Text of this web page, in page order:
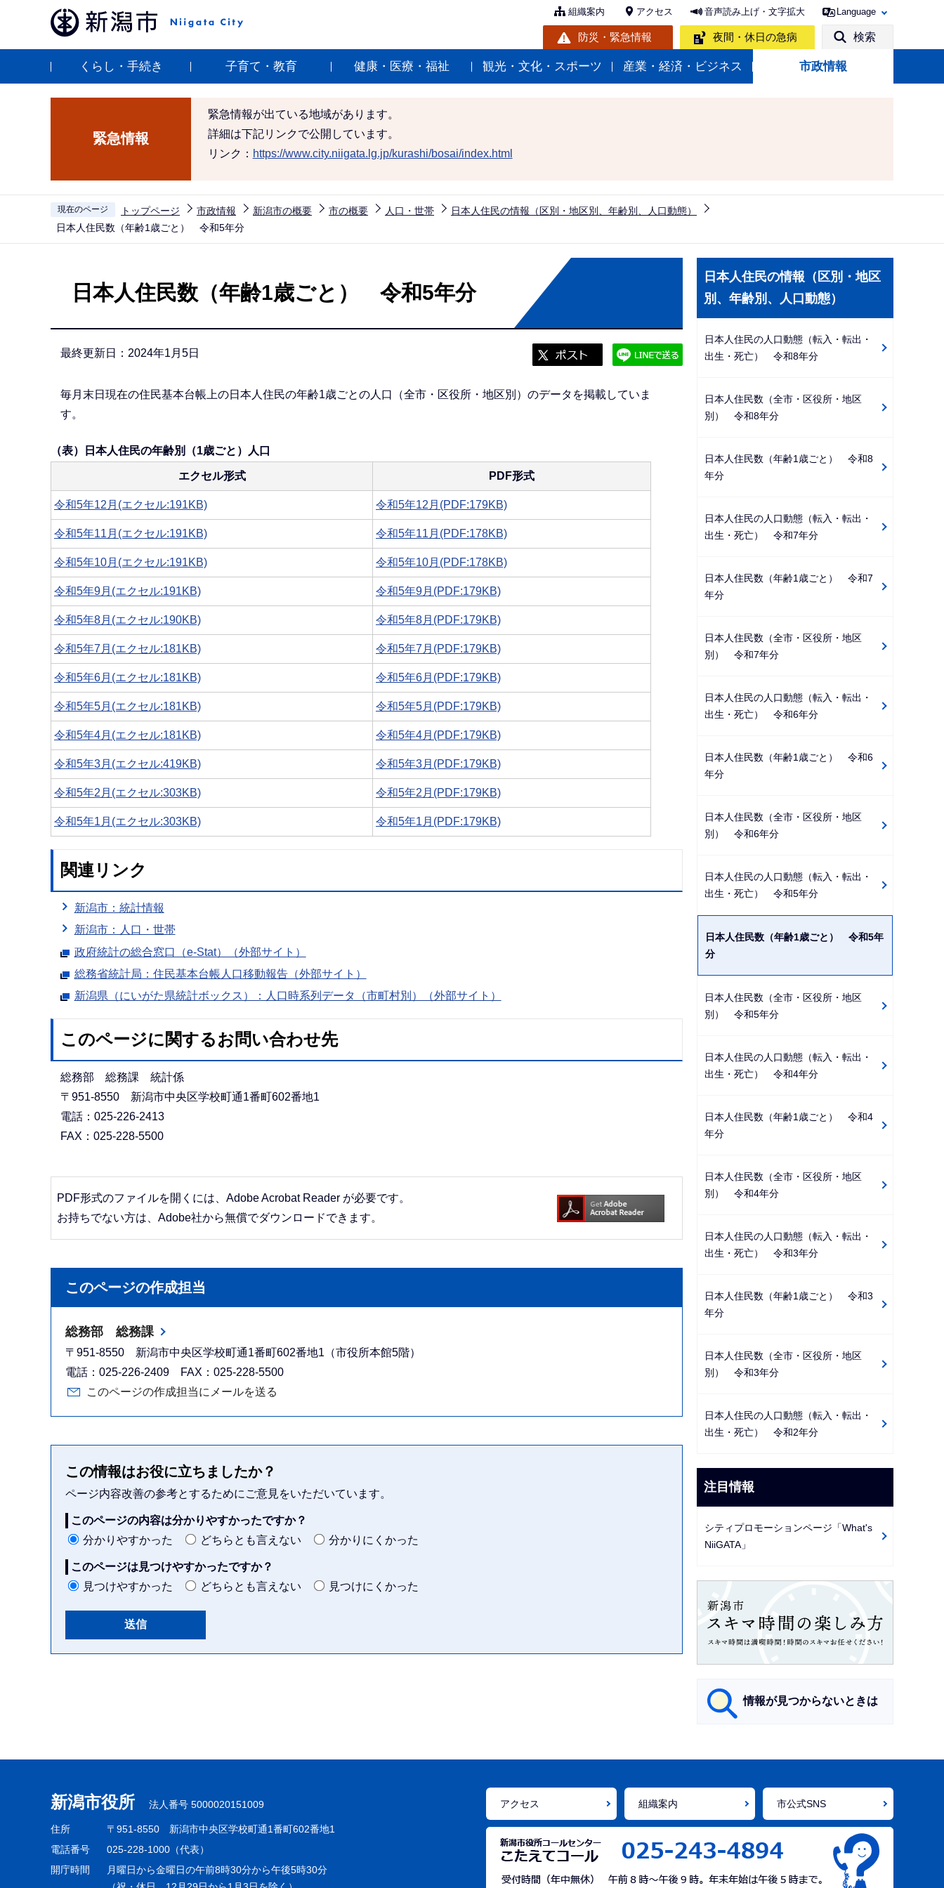
ペ
組織案内 アクセス 音声読み上げ・文字拡大 Language
防災・緊急情報 夜間・休日の急病 検索
くらし・手続き 子育て・教育 健康・医療・福祉 観光・文化・スポーツ 産業・経済・ビジネス 市政情報
緊急情報
緊急情報が出ている地域があります。
詳細は下記リンクで公開しています。
リンク： https://www.city.niigata.lg.jp/kurashi/bosai/index.html
現在のページ トップページ 市政情報 新潟市の概要 市の概要 人口・世帯
日本人住民の情報（区別・地区別、年齢別、人口動態）
日本人住民数（年齢1歳ごと） 令和5年分
日本人住民数（年齢1歳ごと） 令和5年分
最終更新日：2024年1月5日
毎月末日現在の住民基本台帳上の日本人住民の年齢1歳ごとの人口（全市・区役所・地区別）のデータを掲載していま
す。
（表）日本人住民の年齢別（1歳ごと）人口
エクセル形式 PDF形式
令和5年12月(エクセル:191KB) 令和5年12月(PDF:179KB)
令和5年11月(エクセル:191KB) 令和5年11月(PDF:178KB)
令和5年10月(エクセル:191KB) 令和5年10月(PDF:178KB)
令和5年9月(エクセル:191KB) 令和5年9月(PDF:179KB)
令和5年8月(エクセル:190KB) 令和5年8月(PDF:179KB)
令和5年7月(エクセル:181KB) 令和5年7月(PDF:179KB)
令和5年6月(エクセル:181KB) 令和5年6月(PDF:179KB)
令和5年5月(エクセル:181KB) 令和5年5月(PDF:179KB)
令和5年4月(エクセル:181KB) 令和5年4月(PDF:179KB)
令和5年3月(エクセル:419KB) 令和5年3月(PDF:179KB)
令和5年2月(エクセル:303KB) 令和5年2月(PDF:179KB)
令和5年1月(エクセル:303KB) 令和5年1月(PDF:179KB)
関連リンク
新潟市：統計情報
新潟市：人口・世帯
政府統計の総合窓口（e-Stat）（外部サイト）
総務省統計局：住民基本台帳人口移動報告（外部サイト）
新潟県（にいがた県統計ボックス）：人口時系列データ（市町村別）（外部サイト）
このページに関するお問い合わせ先
総務部 総務課 統計係
〒951-8550 新潟市中央区学校町通1番町602番地1
電話：025-226-2413
FAX：025-228-5500
PDF形式のファイルを開くには、Adobe Acrobat Reader が必要です。
お持ちでない方は、Adobe社から無償でダウンロードできます。
このページの作成担当
総務部 総務課
〒951-8550 新潟市中央区学校町通1番町602番地1（市役所本館5階）
電話：025-226-2409 FAX：025-228-5500
このページの作成担当にメールを送る
この情報はお役に立ちましたか？
ページ内容改善の参考とするためにご意見をいただいています。
このページの内容は分かりやすかったですか？
分かりやすかった
どちらとも言えない 分かりにくかった
このページは見つけやすかったですか？
見つけやすかった
どちらとも言えない 見つけにくかった
で
ブ
ナ
ゲ
ョ
ン
こ
日本人住民の情報（区別・地区
別、年齢別、人口動態）
日本人住民の人口動態（転入・転出・
出生・死亡） 令和8年分
日本人住民数（全市・区役所・地区
別） 令和8年分
日本人住民数（年齢1歳ごと） 令和8
年分
日本人住民の人口動態（転入・転出・
出生・死亡） 令和7年分
日本人住民数（年齢1歳ごと） 令和7
年分
日本人住民数（全市・区役所・地区
別） 令和7年分
日本人住民の人口動態（転入・転出・
出生・死亡） 令和6年分
日本人住民数（年齢1歳ごと） 令和6
年分
日本人住民数（全市・区役所・地区
別） 令和6年分
日本人住民の人口動態（転入・転出・
出生・死亡） 令和5年分
日本人住民数（年齢1歳ごと） 令和5年
分
日本人住民数（全市・区役所・地区
別） 令和5年分
日本人住民の人口動態（転入・転出・
出生・死亡） 令和4年分
日本人住民数（年齢1歳ごと） 令和4
年分
日本人住民数（全市・区役所・地区
別） 令和4年分
日本人住民の人口動態（転入・転出・
出生・死亡） 令和3年分
日本人住民数（年齢1歳ごと） 令和3
年分
日本人住民数（全市・区役所・地区
別） 令和3年分
日本人住民の人口動態（転入・転出・
出生・死亡） 令和2年分
注目情報
シティプロモーションページ「What's
NiiGATA」
情報が見つからないときは
ナ
ゲ
ー
ョ
新潟市役所 法人番号 5000020151009
住所 〒951-8550 新潟市中央区学校町通1番町602番地1
電話番号
025-228-1000（代表）
開庁時間
月曜日から金曜日の午前8時30分から午後5時30分
アクセス 組織案内 市公式SNS